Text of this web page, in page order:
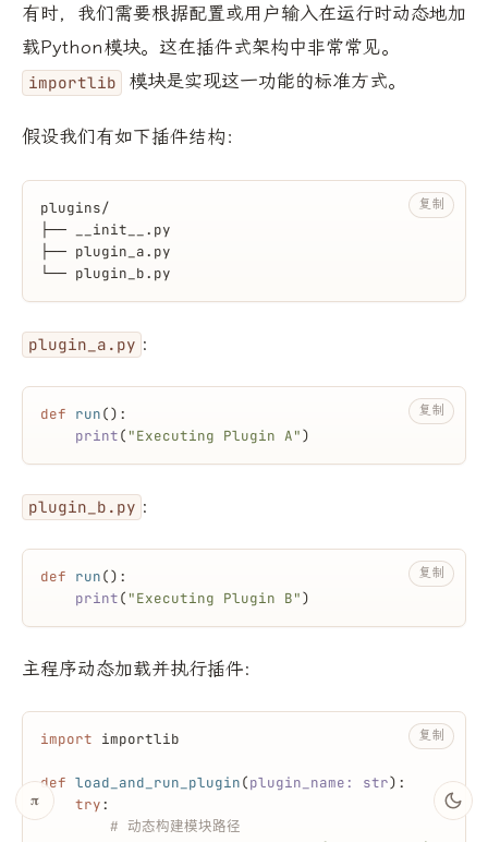
𝛑
有时，我们需要根据配置或用户输入在运行时动态地加
载Python模块。这在插件式架构中非常常见。
importlib 模块是实现这一功能的标准方式。
假设我们有如下插件结构：
plugins/
├── __init__.py
├── plugin_a.py
└── plugin_b.py
复制
plugin_a.py :
def run():
print("Executing Plugin A")
复制
plugin_b.py :
def run():
print("Executing Plugin B")
复制
主程序动态加载并执行插件:
import importlib
def load_and_run_plugin(plugin_name: str):
try:
# 动态构建模块路径
复制